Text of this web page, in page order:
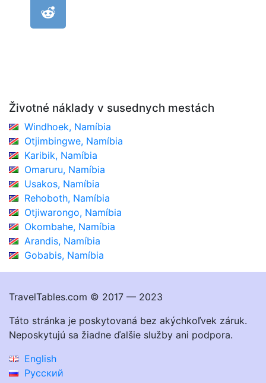
Životné náklady v susednych mestách
Windhoek, Namíbia
Otjimbingwe, Namíbia
Karibik, Namíbia
Omaruru, Namíbia
Usakos, Namíbia
Rehoboth, Namíbia
Otjiwarongo, Namíbia
Okombahe, Namíbia
Arandis, Namíbia
Gobabis, Namíbia
TravelTables.com © 2017 — 2023
Táto stránka je poskytovaná bez akýchkoľvek záruk.
Neposkytujú sa žiadne ďalšie služby ani podpora.
English
Русский